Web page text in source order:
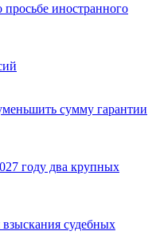
иностранного
сумму гарантии
году два крупных
взыскания судебных